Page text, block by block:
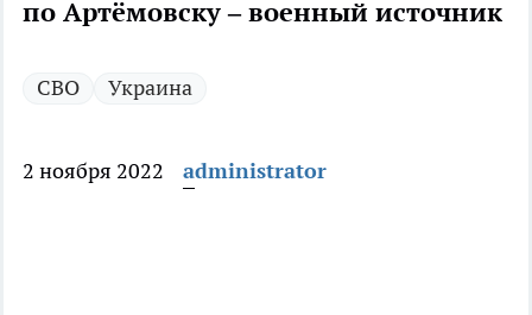
по Артёмовску – военный источник
СВО Украина
2 ноября 2022 administrator